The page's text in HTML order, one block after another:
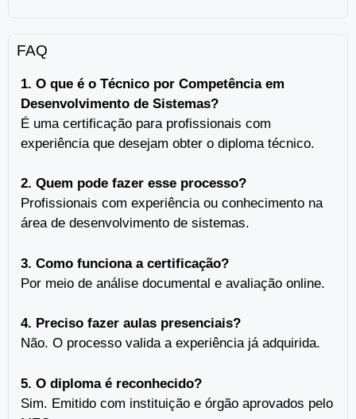
FAQ
1. O que é o Técnico por Competência em
Desenvolvimento de Sistemas?
É uma certificação para profissionais com
experiência que desejam obter o diploma técnico.
2. Quem pode fazer esse processo?
Profissionais com experiência ou conhecimento na
área de desenvolvimento de sistemas.
3. Como funciona a certificação?
Por meio de análise documental e avaliação online.
4. Preciso fazer aulas presenciais?
Não. O processo valida a experiência já adquirida.
5. O diploma é reconhecido?
Sim. Emitido com instituição e órgão aprovados pelo